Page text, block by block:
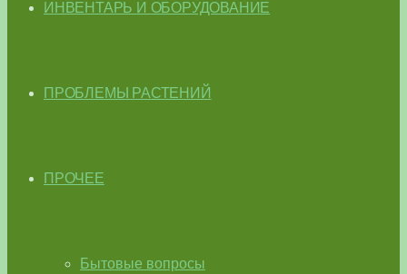
ИНВЕНТАРЬ И ОБОРУДОВАНИЕ
ПРОБЛЕМЫ РАСТЕНИЙ
ПРОЧЕЕ
Бытовые вопросы